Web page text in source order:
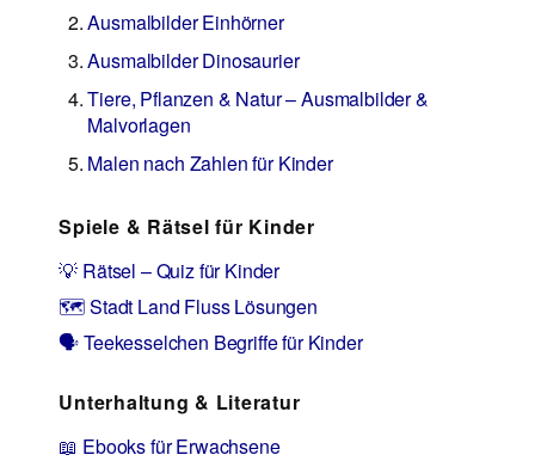
Ausmalbilder Einhörner
Ausmalbilder Dinosaurier
Tiere, Pflanzen & Natur – Ausmalbilder &
Malvorlagen
Malen nach Zahlen für Kinder
Spiele & Rätsel für Kinder
💡 Rätsel – Quiz für Kinder
🗺️ Stadt Land Fluss Lösungen
🗣️ Teekesselchen Begriffe für Kinder
Unterhaltung & Literatur
📖 Ebooks für Erwachsene